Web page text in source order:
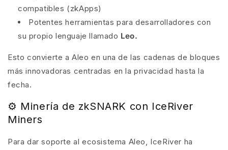
compatibles (zkApps)
Potentes herramientas para desarrolladores con
su propio lenguaje llamado Leo.
Esto convierte a Aleo en una de las cadenas de bloques
más innovadoras centradas en la privacidad hasta la
fecha.
⚙️ Minería de zkSNARK con IceRiver
Miners
Para dar soporte al ecosistema Aleo, IceRiver ha